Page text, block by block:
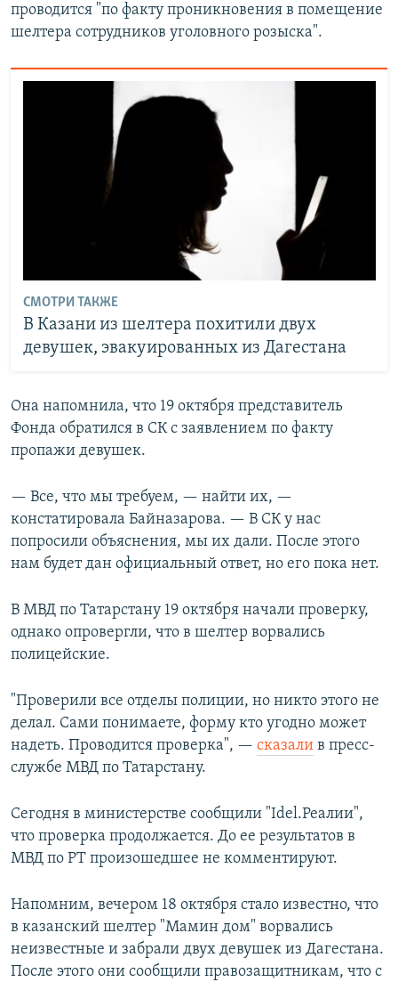
проводится "по факту проникновения в помещение
шелтера сотрудников уголовного розыска".
СМОТРИ ТАКЖЕ
В Казани из шелтера похитили двух
девушек, эвакуированных из Дагестана
Она напомнила, что 19 октября представитель
Фонда обратился в СК с заявлением по факту
пропажи девушек.
— Все, что мы требуем, — найти их, —
констатировала Байназарова. — В СК у нас
попросили объяснения, мы их дали. После этого
нам будет дан официальный ответ, но его пока нет.
В МВД по Татарстану 19 октября начали проверку,
однако опровергли, что в шелтер ворвались
полицейские.
"Проверили все отделы полиции, но никто этого не
делал. Сами понимаете, форму кто угодно может
надеть. Проводится проверка", — сказали в пресс-
службе МВД по Татарстану.
Сегодня в министерстве сообщили "Idel.Реалии",
что проверка продолжается. До ее результатов в
МВД по РТ произошедшее не комментируют.
Напомним, вечером 18 октября стало известно, что
в казанский шелтер "Мамин дом" ворвались
неизвестные и забрали двух девушек из Дагестана.
После этого они сообщили правозащитникам, что с